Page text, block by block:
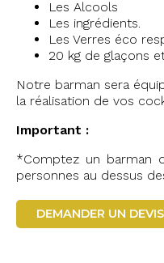
Les Alcools
Les ingrédients.
Les Verres éco
20 kg de glaçons
Notre barman sera
la réalisation de vos
Important :
*Comptez un barman
personnes au dessus
DEMANDER UN DEVIS